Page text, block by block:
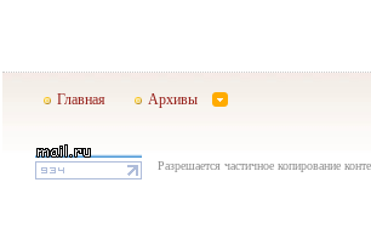
Главная Архивы
Разрешается частичное копирование